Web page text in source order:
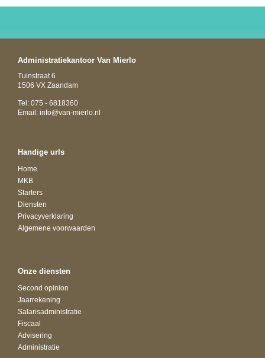
Administratiekantoor Van Mierlo
Tuinstraat 6
1506 VX Zaandam
Tel: 075 - 6818360
Email: info@van-mierlo.nl
Handige urls
Home
MKB
Starters
Diensten
Privacyverklaring
Algemene voorwaarden
Onze diensten
Second opinion
Jaarrekening
Salarisadministratie
Fiscaal
Advisering
Administratie